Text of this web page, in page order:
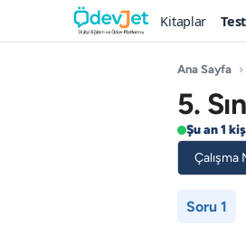
Kitaplar
Ana Sayfa ›
5.
Şu an 1
Çalışma
Soru 1